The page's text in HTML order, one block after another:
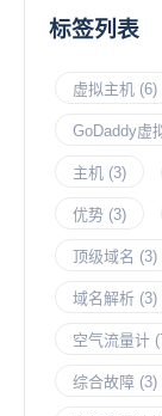
标签列表
虚拟主机 (6)
GoDaddy虚
主机 (3)
优势 (3)
顶级域名 (3)
域名解析 (3)
空气流量计
综合故障 (3)